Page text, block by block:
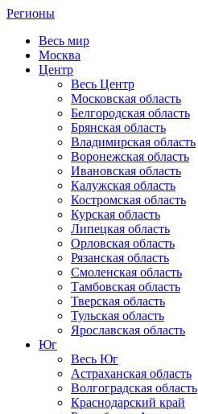
Регионы
Весь мир
Москва
Центр
Весь Центр
Московская область
Белгородская область
Брянская область
Владимирская область
Воронежская область
Ивановская область
Калужская область
Костромская область
Курская область
Липецкая область
Орловская область
Рязанская область
Смоленская область
Тамбовская область
Тверская область
Тульская область
Ярославская область
Юг
Весь Юг
Астраханская область
Волгоградская область
Краснодарский край